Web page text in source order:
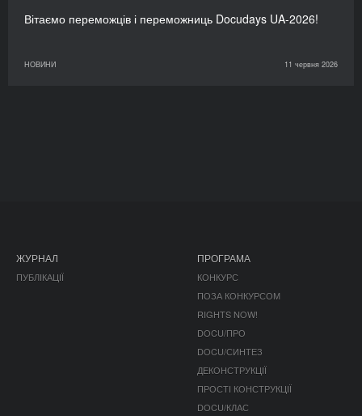
Вітаємо переможців і переможниць Docudays UA-2026!
НОВИНИ 11 червня 2026
ЖУРНАЛ
ПУБЛІКАЦІЇ
ПРОГРАМА
КОНКУРС
ПОЗА КОНКУРСОМ
RIGHTS NOW!
DOCU/ПРО
DOCU/СИНТЕЗ
ДЕКОНСТРУКЦІЇ
ПРОСТІ КОНСТРУКЦІЇ
DOCU/КЛАС